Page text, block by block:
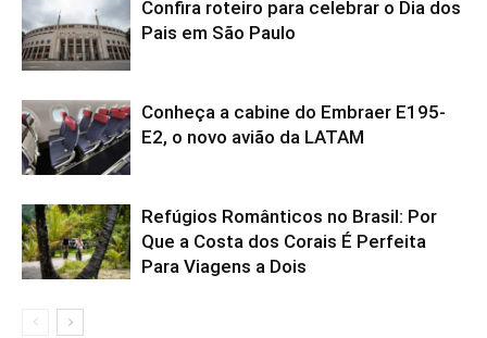
Confira roteiro para celebrar o Dia dos
Pais em São Paulo
Conheça a cabine do Embraer E195-
E2, o novo avião da LATAM
Refúgios Românticos no Brasil: Por
Que a Costa dos Corais É Perfeita
Para Viagens a Dois